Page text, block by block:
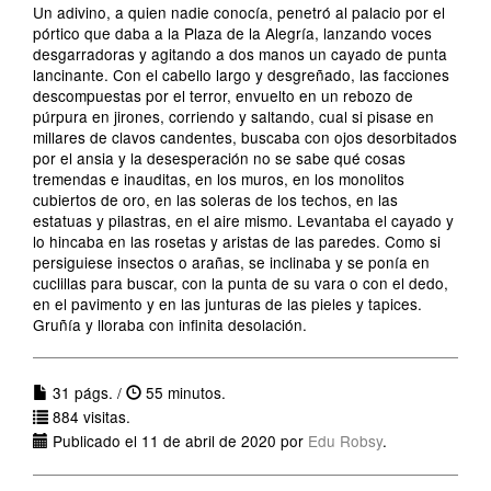
Un adivino, a quien nadie conocía, penetró al palacio por el
pórtico que daba a la Plaza de la Alegría, lanzando voces
desgarradoras y agitando a dos manos un cayado de punta
lancinante. Con el cabello largo y desgreñado, las facciones
descompuestas por el terror, envuelto en un rebozo de
púrpura en jirones, corriendo y saltando, cual si pisase en
millares de clavos candentes, buscaba con ojos desorbitados
por el ansia y la desesperación no se sabe qué cosas
tremendas e inauditas, en los muros, en los monolitos
cubiertos de oro, en las soleras de los techos, en las
estatuas y pilastras, en el aire mismo. Levantaba el cayado y
lo hincaba en las rosetas y aristas de las paredes. Como si
persiguiese insectos o arañas, se inclinaba y se ponía en
cuclillas para buscar, con la punta de su vara o con el dedo,
en el pavimento y en las junturas de las pieles y tapices.
Gruñía y lloraba con infinita desolación.
31 págs. /
55 minutos.
884 visitas.
Publicado el 11 de abril de 2020 por Edu Robsy.